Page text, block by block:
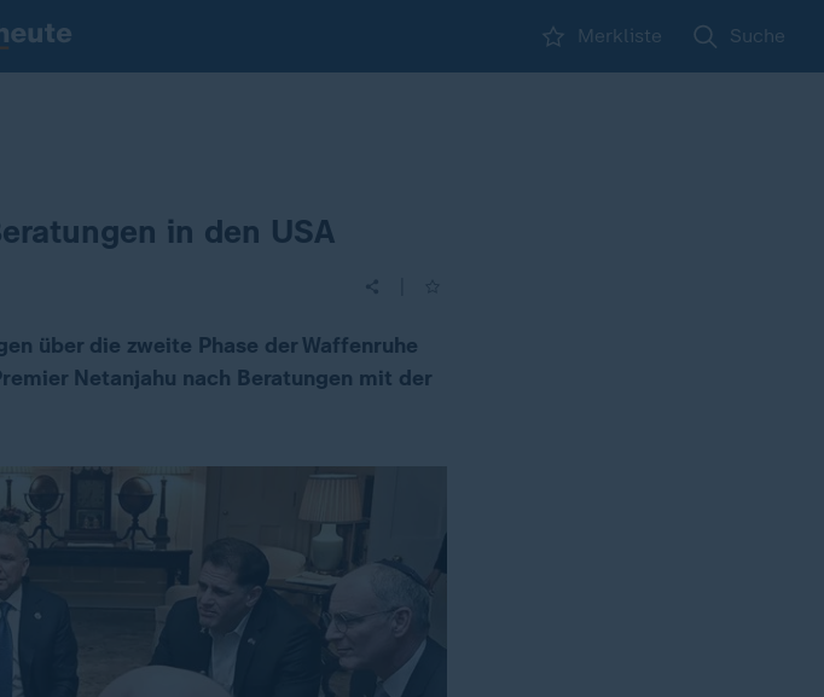
Merkliste Suche
in den USA
über die zweite Phase der Waffenruhe
Netanjahu nach Beratungen mit der